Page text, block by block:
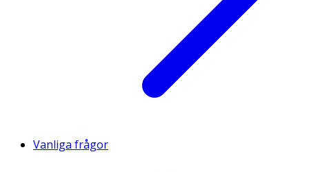
Vanliga frågor